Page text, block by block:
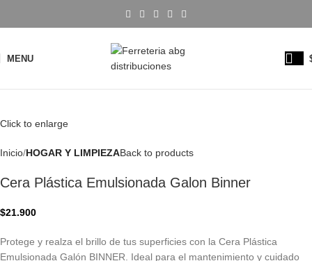
MENU
Click to enlarge
Inicio HOGAR Y LIMPIEZABack to products
Cera Plástica Emulsionada Galon Binner
$21.900
Protege y realza el brillo de tus superficies con la Cera Plástica
Emulsionada Galón BINNER. Ideal para el mantenimiento y cuidado